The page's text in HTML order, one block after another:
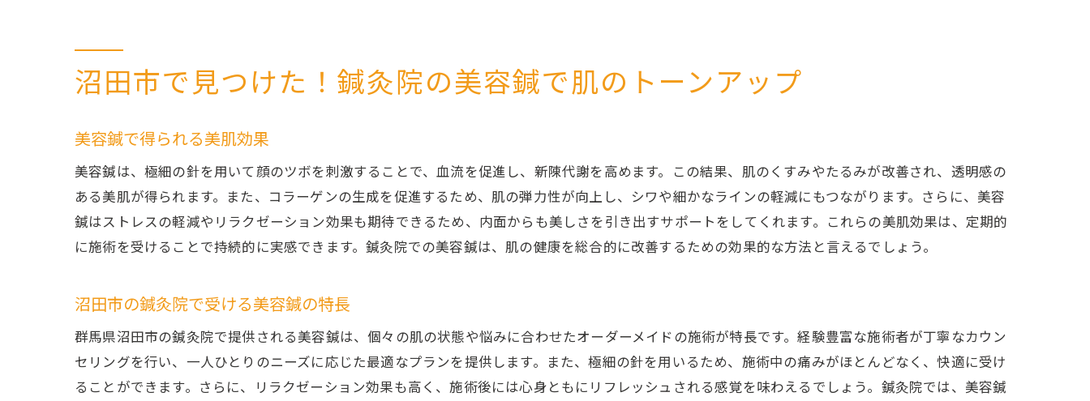
鍼灸院のカウンセリングで叶える沼田市の美容鍼と頭皮ケア
美容鍼と頭皮ケアの効果を高めるカウンセリング
個々のニーズに合わせた施術プランの提案
カウンセリングを受ける前に知っておくべきこと
実際の体験談：カウンセリングで得られた満足感
沼田市で見つけた！鍼灸院の美容鍼で肌のトーンアップ
美容鍼で得られる美肌効果
美容鍼は、極細の針を用いて顔のツボを刺激することで、血流を促進し、新陳代謝を高めます。この結果、肌のくすみやたるみが改善され、透明感の
ある美肌が得られます。また、コラーゲンの生成を促進するため、肌の弾力性が向上し、シワや細かなラインの軽減にもつながります。さらに、美容
鍼はストレスの軽減やリラクゼーション効果も期待できるため、内面からも美しさを引き出すサポートをしてくれます。これらの美肌効果は、定期的
に施術を受けることで持続的に実感できます。鍼灸院での美容鍼は、肌の健康を総合的に改善するための効果的な方法と言えるでしょう。
沼田市の鍼灸院で受ける美容鍼の特長
群馬県沼田市の鍼灸院で提供される美容鍼は、個々の肌の状態や悩みに合わせたオーダーメイドの施術が特長です。経験豊富な施術者が丁寧なカウン
セリングを行い、一人ひとりのニーズに応じた最適なプランを提供します。また、極細の針を用いるため、施術中の痛みがほとんどなく、快適に受け
ることができます。さらに、リラクゼーション効果も高く、施術後には心身ともにリフレッシュされる感覚を味わえるでしょう。鍼灸院では、美容鍼